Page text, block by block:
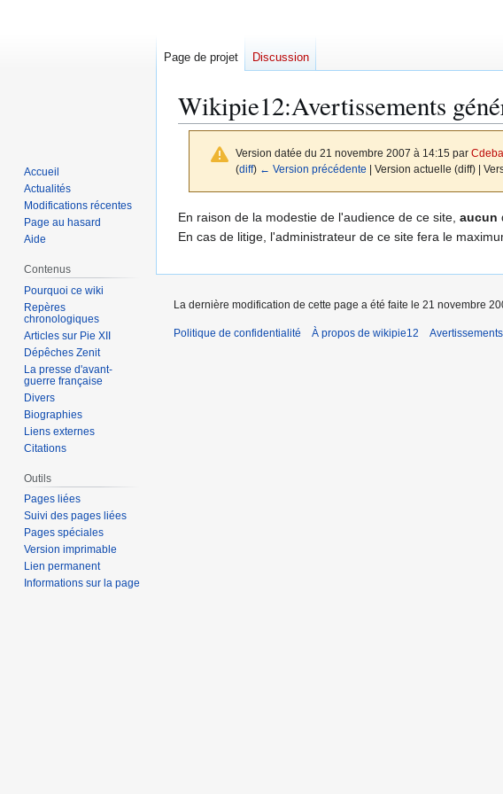
Wikipie12:Avertissements
Version datée du 21 novembre 2007 à 14:15 par
(diff) ← Version précédente | Version actuelle (diff) |
Aller
à
navigation
Aller
à
recherche
En raison de la modestie de l'audience de ce site, aucun
En cas de litige, l'administrateur de ce site fera le
Page de projet Discussion
Accueil
Actualités
Modifications récentes
Page au hasard
Aide
Contenus
Pourquoi ce wiki
Repères
chronologiques
Articles sur Pie XII
Dépêches Zenit
La presse d'avant-
guerre française
Divers
Biographies
Liens externes
Citations
Outils
Pages liées
Suivi des pages liées
Pages spéciales
Version imprimable
Lien permanent
Informations sur la page
La dernière modification de cette page a été faite le 21 novembre
Politique de confidentialité À propos de wikipie12 Avertissements